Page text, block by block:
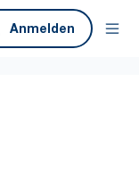
Anmelden